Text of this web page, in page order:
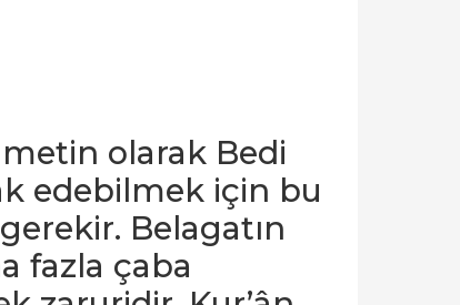
olarak Bedi
edebilmek için bu
Belagatın
fazla çaba